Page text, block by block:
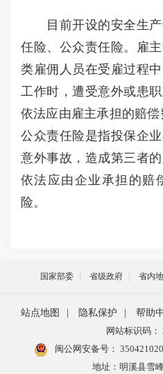
目前开设的安全生产
任险、公众责任险。雇
类雇佣人员在受雇过程
工作时，遭受意外或患
依法应由雇主承担的赔
公众责任险是指投保企
意外事故，造成第三者
依法应由企业承担的赔
险。
国家部委 省级政府 省内
站点地图 隐私保护 帮助
网站标识码：
闽公网安备号：
地址：明溪县雪